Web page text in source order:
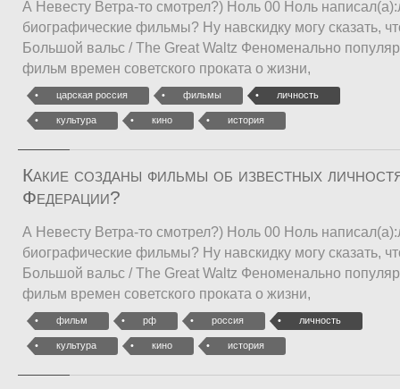
А Невесту Ветра-то смотрел?) Ноль 00 Ноль
биографические фильмы? Ну навскидку могу сказать,
Большой вальс / The Great Waltz Феноменально
фильм времен советского проката о жизни,
царская россия фильмы личность
культура кино история
Какие созданы фильмы об известных
Федерации?
А Невесту Ветра-то смотрел?) Ноль 00 Ноль
биографические фильмы? Ну навскидку могу сказать,
Большой вальс / The Great Waltz Феноменально
фильм времен советского проката о жизни,
фильм рф россия личность
культура кино история